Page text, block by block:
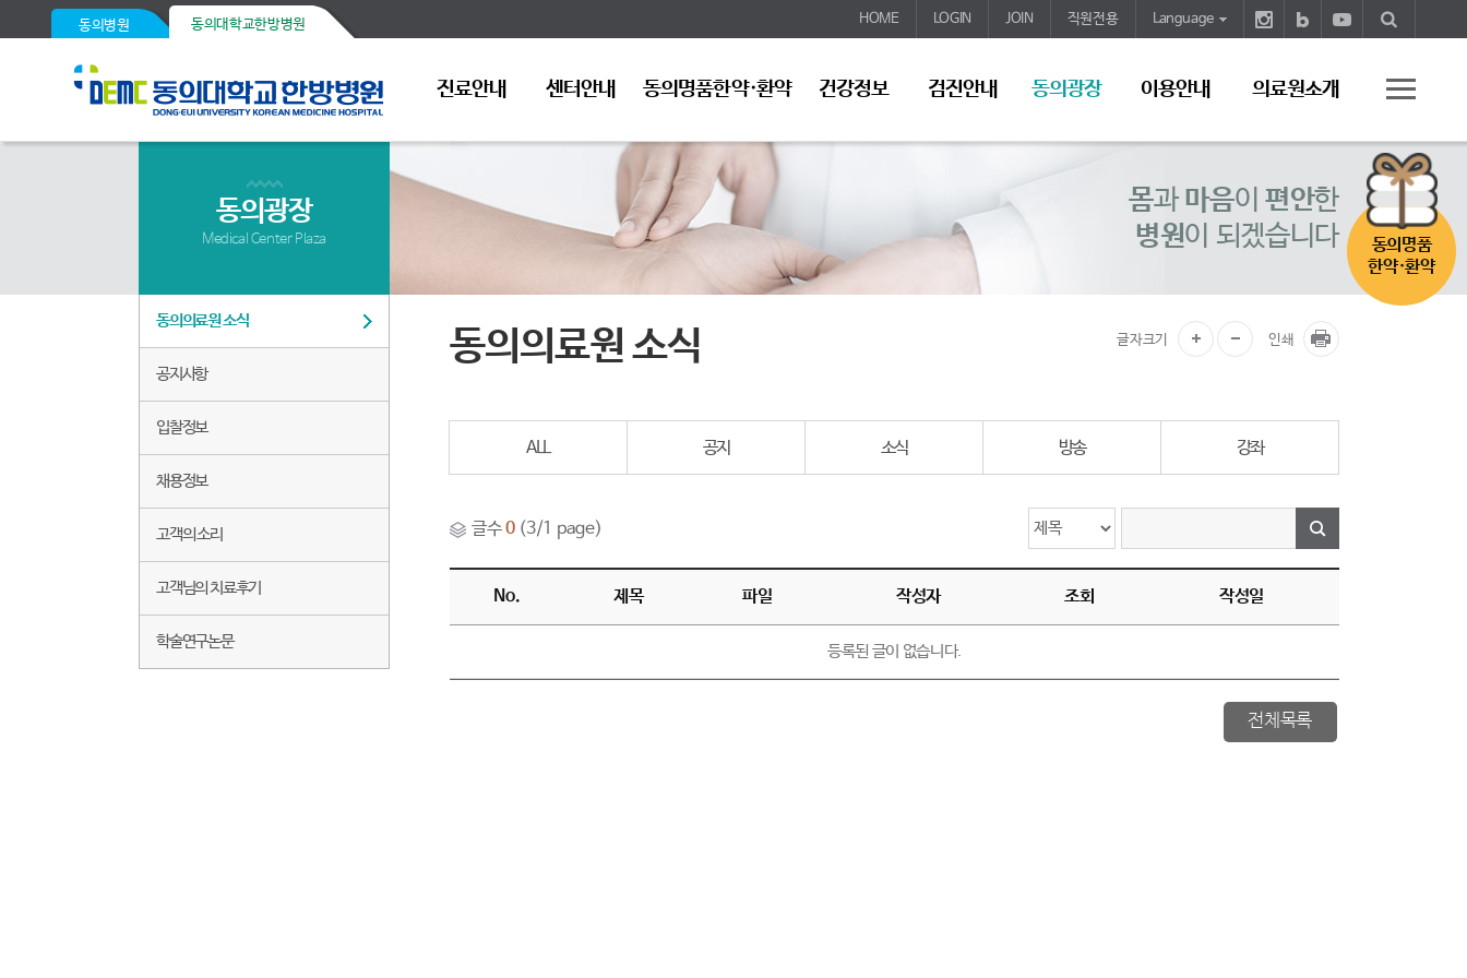
동의병원 동의대학교한방병원 HOME LOGIN JOIN 직원전용 Language
진료안내 센터안내 동의명품한약·환약 건강정보 검진안내 동의광장 이용안내 의료원소개
동의명품
한약·환약
몸과 마음이 편안한
병원이 되겠습니다
동의광장
Medical Center Plaza
동의의료원 소식
공지사항
입찰정보
채용정보
고객의 소리
고객님의 치료후기
학술연구논문
동의의료원 소식 글자크기 인쇄
ALL 공지 소식 방송 강좌
글수0 (3/1 page)
No. 제목 파일 작성자 조회 작성일
등록된 글이 없습니다.
전체목록